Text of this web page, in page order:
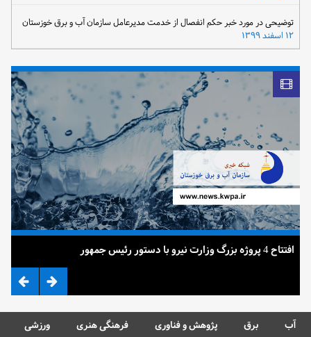
توضیحی در مورد خبر حکم انفصال از خدمت مدیرعامل سازمان آب و برق خوزستان
۱۲ اسفند ۱۳۹۹
افتتاح 4 پروژه بزرگ وزارت نیرو با دستور رئیس جمهور
آب برق پژوهش و فناوری فرهنگی هنری ورزشی